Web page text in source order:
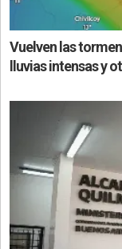
Vuelven las
lluvias intensas y